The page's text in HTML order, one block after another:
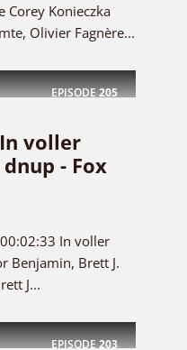
Corey Konieczka
Olivier Fagnère...
EPISODE205
voller
- Fox
In voller
Benjamin, Brett J.
J...
EPISODE203